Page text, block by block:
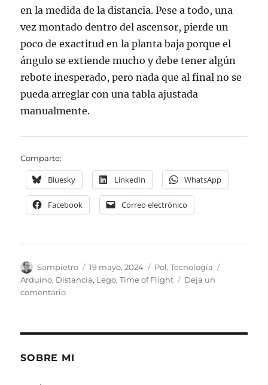
en la medida de la distancia. Pese a todo, una
vez montado dentro del ascensor, pierde un
poco de exactitud en la planta baja porque el
ángulo se extiende mucho y debe tener algún
rebote inesperado, pero nada que al final no se
pueda arreglar con una tabla ajustada
manualmente.
Comparte:
Bluesky LinkedIn WhatsApp
Facebook Correo electrónico
Autor
Sampietro
Publicado
el
19 mayo, 2024 Categorías
Pol,Tecnología
Arduino, Distancia, Lego,Time of Flight
Deja un
comentarioen
para
SOBRE MI